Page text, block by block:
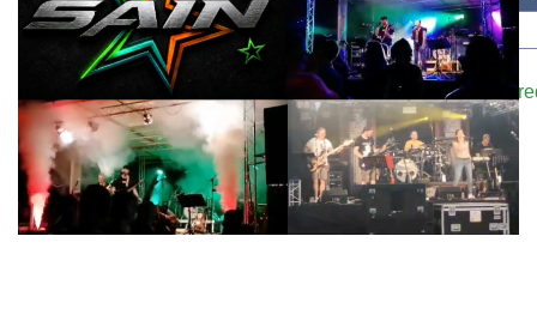
Bei Interesse oder falls ihr Trainer/innen kennt, meldet
Kontaktformular
oder E-Mail an:sportwart@tennisclub-